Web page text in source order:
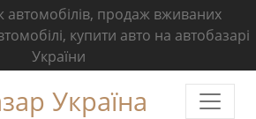
автомобілів, продаж вживаних
купити авто на автобазарі
України
Україна